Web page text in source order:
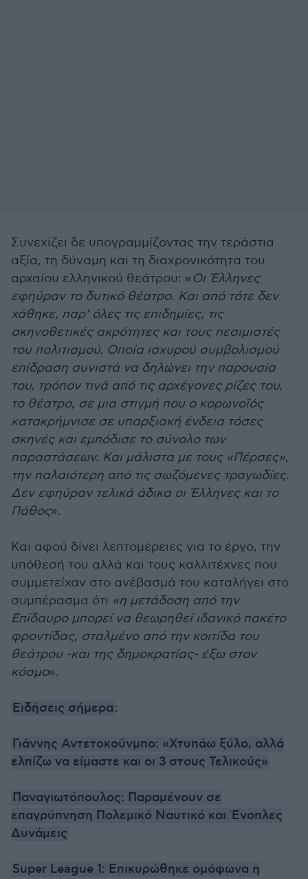
Συνεχίζει δε υπογραμμίζοντας την τεράστια
αξία, τη δύναμη και τη διαχρονικότητα του
αρχαίου ελληνικού θεάτρου: «Οι Έλληνες
εφηύραν το δυτικό θέατρο. Και από τότε δεν
χάθηκε, παρ’ όλες τις επιδημίες, τις
σκηνοθετικές ακρότητες και τους πεσιμιστές
του πολιτισμού. Οποία ισχυρού συμβολισμού
επίδραση συνιστά να δηλώνει την παρουσία
του, τρόπον τινά από τις αρχέγονες ρίζες του,
το θέατρο, σε μια στιγμή που ο κορωνοϊός
κατακρήμνισε σε υπαρξιακή ένδεια τόσες
σκηνές και εμπόδισε το σύνολο των
παραστάσεων. Και μάλιστα με τους «Πέρσες»,
την παλαιότερη από τις σωζόμενες τραγωδίες.
Δεν εφηύραν τελικά άδικα οι Έλληνες και το
Πάθος».
Και αφού δίνει λεπτομέρειες για το έργο, την
υπόθεσή του αλλά και τους καλλιτέχνες που
συμμετείχαν στο ανέβασμά του καταλήγει στο
συμπέρασμα ότι «η μετάδοση από την
Επίδαυρο μπορεί να θεωρηθεί ιδανικό πακέτο
φροντίδας, σταλμένο από την κοιτίδα του
θεάτρου -και της δημοκρατίας- έξω στον
κόσμο».
Ειδήσεις σήμερα:
Γιάννης Αντετοκούνμπο: «Χτυπάω ξύλο, αλλά
ελπίζω να είμαστε και οι 3 στους Τελικούς»
Παναγιωτόπουλος: Παραμένουν σε
επαγρύπνηση Πολεμικό Ναυτικό και Ένοπλες
Δυνάμεις
Super League 1: Επικυρώθηκε ομόφωνα η